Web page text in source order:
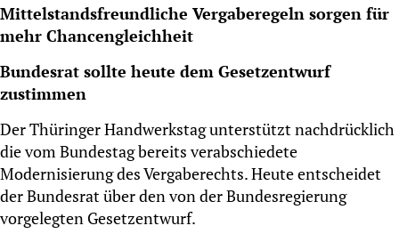
Mittelstandsfreundliche Vergaberegeln sorgen für
mehr Chancengleichheit
Bundesrat sollte heute dem Gesetzentwurf
zustimmen
Der Thüringer Handwerkstag unterstützt nachdrücklich
die vom Bundestag bereits verabschiedete
Modernisierung des Vergaberechts. Heute entscheidet
der Bundesrat über den von der Bundesregierung
vorgelegten Gesetzentwurf.